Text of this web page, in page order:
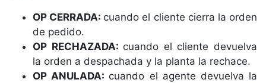
OP CERRADA: cuando el cliente cierra la orden
de pedido.
OP RECHAZADA: cuando el cliente devuelva
la orden a despachada y la planta la rechace.
OP ANULADA: cuando el agente devuelva la